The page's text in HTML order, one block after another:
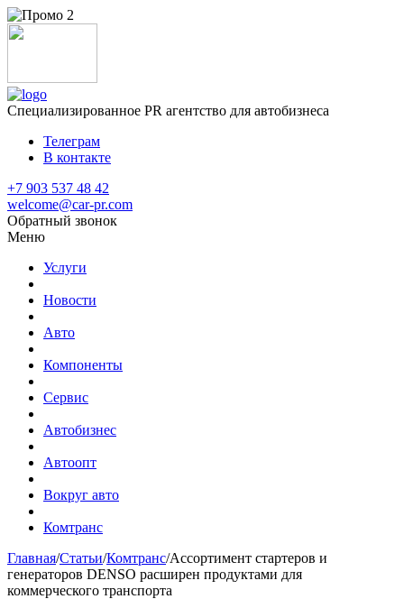
Специализированное PR агентство для автобизнеса
Телеграм
В контакте
+7 903 537 48 42
welcome@car-pr.com
Обратный звонок
Меню
Услуги
Новости
Авто
Компоненты
Сервис
Автобизнес
Автоопт
Вокруг авто
Комтранс
Главная/Статьи/Комтранс/Ассортимент стартеров и
генераторов DENSO расширен продуктами для
коммерческого транспорта